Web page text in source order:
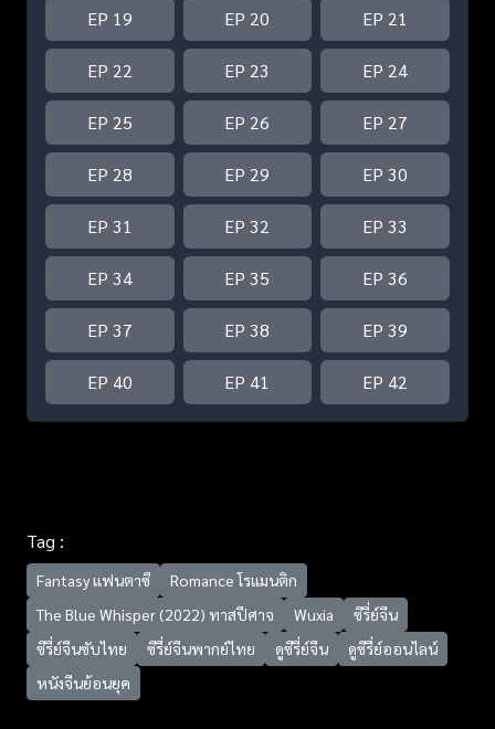
EP 19 EP 20 EP 21
EP 22 EP 23 EP 24
EP 25 EP 26 EP 27
EP 28 EP 29 EP 30
EP 31 EP 32 EP 33
EP 34 EP 35 EP 36
EP 37 EP 38 EP 39
EP 40 EP 41 EP 42
Tag :
Fantasy แฟนตาซี
Romance โรแมนติก
The Blue Whisper (2022) ทาสปีศาจ
Wuxia
ซีรี่ย์จีน
ซีรี่ย์จีนซับไทย
ซีรี่ย์จีนพากย์ไทย ดูซีรี่ย์จีน
ดูซีรี่ย์ออนไลน์
หนังจีนย้อนยุค